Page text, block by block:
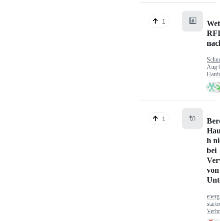
1 #️⃣
Aug
1 🔌
h
bei
von